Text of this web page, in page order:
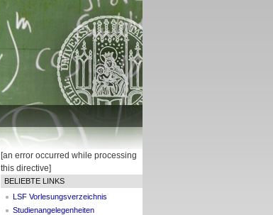
[an error occurred while processing
this directive]
BELIEBTE LINKS
LSF Vorlesungsverzeichnis
Studienangelegenheiten